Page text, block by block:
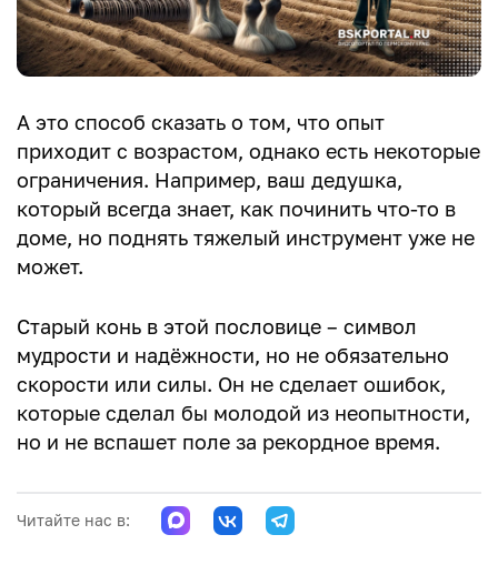
А это способ сказать о том, что опыт
приходит с возрастом, однако есть некоторые
ограничения. Например, ваш дедушка,
который всегда знает, как починить что-то в
доме, но поднять тяжелый инструмент уже не
может.
Старый конь в этой пословице – символ
мудрости и надёжности, но не обязательно
скорости или силы. Он не сделает ошибок,
которые сделал бы молодой из неопытности,
но и не вспашет поле за рекордное время.
Читайте нас в: